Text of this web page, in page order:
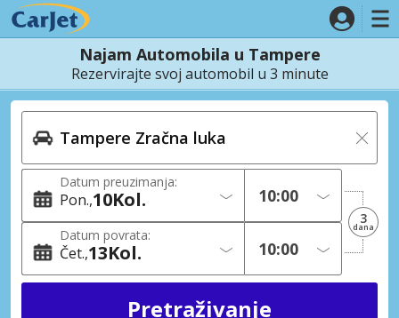
Najam Automobila u Tampere
Rezervirajte svoj automobil u 3 minute
Datum preuzimanja:
Pon. 10Kol.
Datum povrata:
Čet. 13Kol.
3
dana